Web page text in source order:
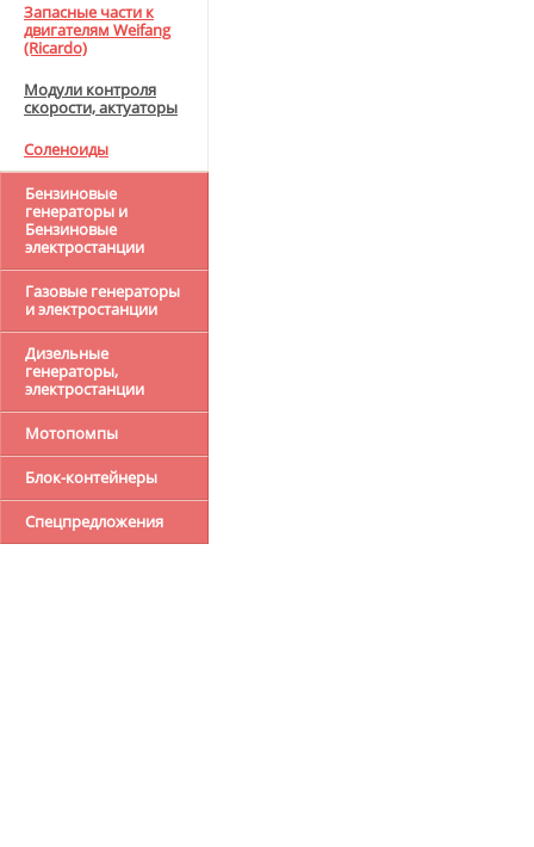
Запасные части к
двигателям Weifang
(Ricardo)
Модули контроля
скорости, актуаторы
Соленоиды
Бензиновые
генераторы и
Бензиновые
электростанции
Газовые генераторы
и электростанции
Дизельные
генераторы,
электростанции
Мотопомпы
Блок-контейнеры
Спецпредложения